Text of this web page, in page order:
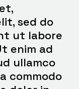
sed do
ut labore
enim ad
ullamco
commodo